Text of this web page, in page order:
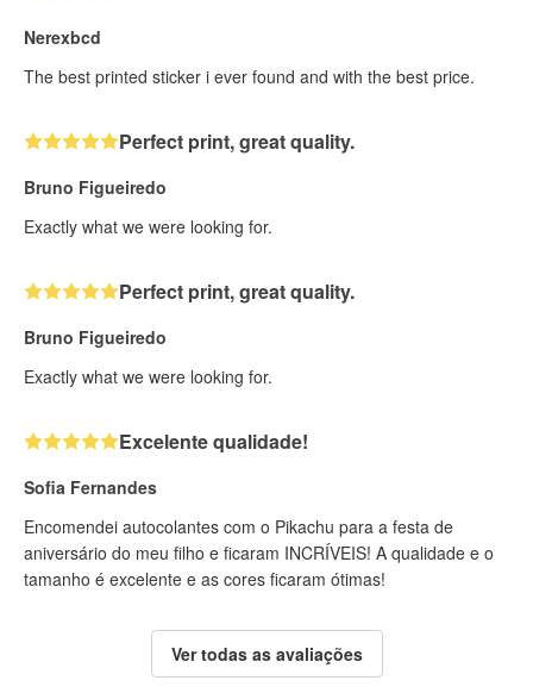
Nerexbcd
The best printed sticker i ever found and with the best price.
Perfect print, great quality.
Bruno Figueiredo
Exactly what we were looking for.
Perfect print, great quality.
Bruno Figueiredo
Exactly what we were looking for.
Excelente qualidade!
Sofia Fernandes
Encomendei autocolantes com o Pikachu para a festa de
aniversário do meu filho e ficaram INCRÍVEIS! A qualidade e o
tamanho é excelente e as cores ficaram ótimas!
Ver todas as avaliações